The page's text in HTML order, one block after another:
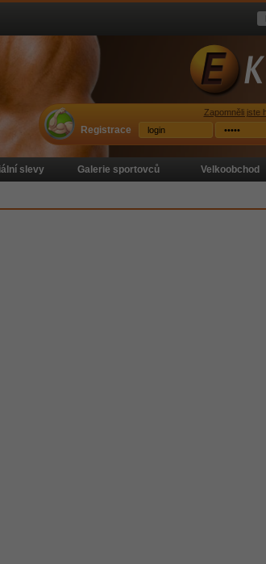
slevy Galerie sportovců Velkoobchod
Registrace
Zapomněli jste